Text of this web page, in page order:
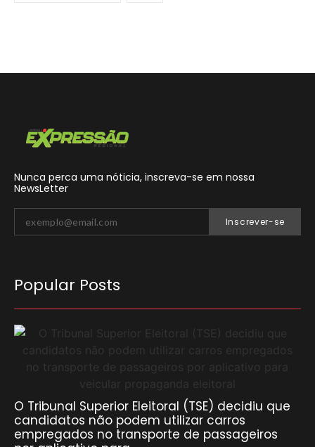
Nunca perca uma nóticia, inscreva-se em nossa
NewsLetter
Inscrever-se
Popular Posts
O Tribunal Superior Eleitoral (TSE) decidiu que
candidatos não podem utilizar carros
empregados no transporte de passageiros